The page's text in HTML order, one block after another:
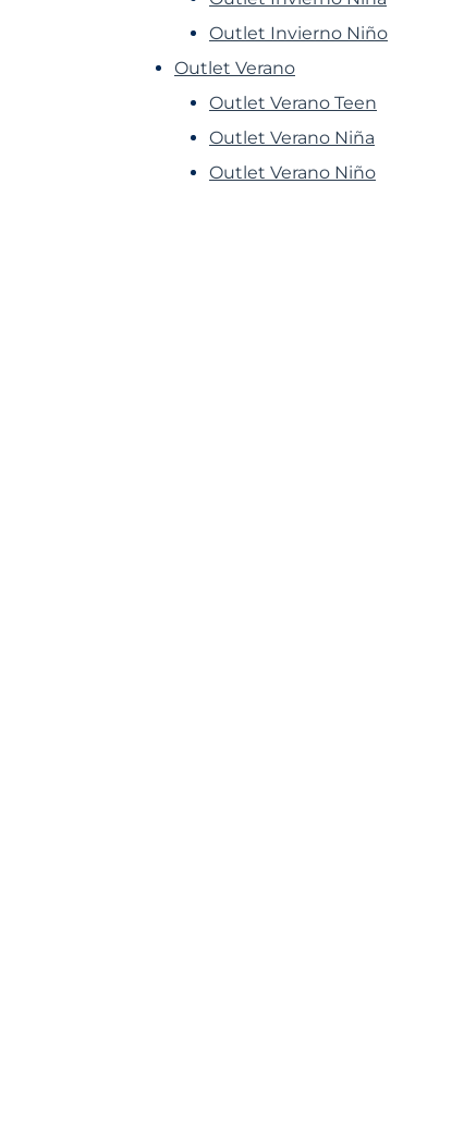
Outlet Invierno Niño
Outlet Verano
Outlet Verano Teen
Outlet Verano Niña
Outlet Verano Niño